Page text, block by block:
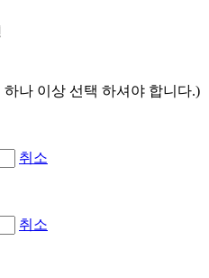
나 이상 선택 하셔야 합니다.)
취소
취소